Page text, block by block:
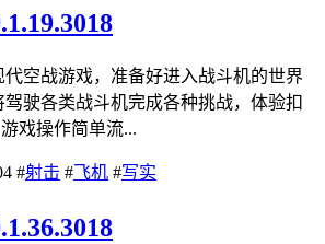
空战游戏，准备好进入战斗机的世界
驶各类战斗机完成各种挑战，体验扣
戏操作简单流...
#射击 #飞机 #写实